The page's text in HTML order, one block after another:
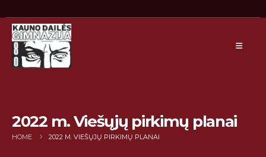
2022 m. Viešųjų pirkimų planai
HOME 2022 M. VIEŠŲJŲ PIRKIMŲ PLANAI